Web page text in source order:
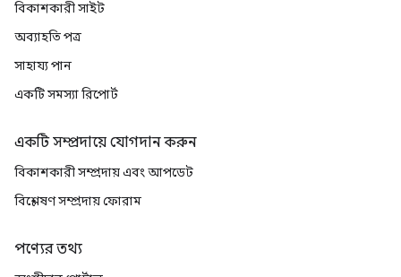
বিকাশকারী সাইট
অব্যাহতি পত্র
সাহায্য পান
একটি সমস্যা রিপোর্ট
একটি সম্প্রদায়ে যোগদান করুন
বিকাশকারী সম্প্রদায় এবং আপডেট
বিশ্লেষণ সম্প্রদায় ফোরাম
পণ্যের তথ্য